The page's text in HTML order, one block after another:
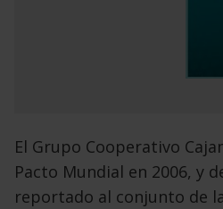
El Grupo Cooperativo
Pacto Mundial en 2006, y
reportado al conjunto de